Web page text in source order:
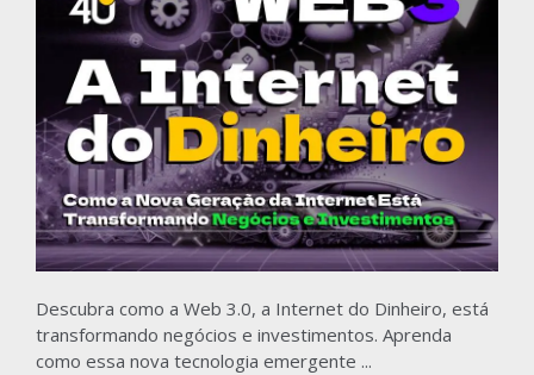
Descubra como a Web 3.0, a Internet do Dinheiro, está
transformando negócios e investimentos. Aprenda
como essa nova tecnologia emergente ...